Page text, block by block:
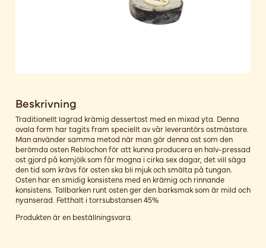
Beskrivning
Traditionellt lagrad krämig dessertost med en mixad yta. Denna
ovala form har tagits fram speciellt av vår leverantörs ostmästare.
Man använder samma metod när man gör denna ost som den
berömda osten Reblochon för att kunna producera en halv-pressad
ost gjord på komjölk som får mogna i cirka sex dagar, det vill säga
den tid som krävs för osten ska bli mjuk och smälta på tungan.
Osten har en smidig konsistens med en krämig och rinnande
konsistens. Tallbarken runt osten ger den barksmak som är mild och
nyanserad. Fetthalt i torrsubstansen 45%
Produkten är en beställningsvara.